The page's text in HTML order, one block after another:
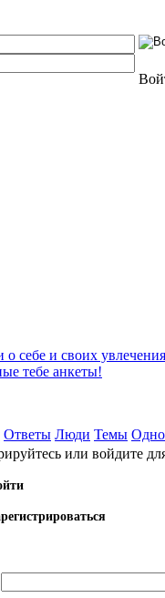
о себе и своих
тебе анкеты!
Ответы Люди Темы
или войдите